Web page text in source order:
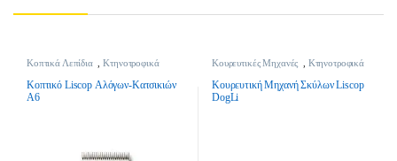
Κοπτικά Λεπίδια ,Κτηνοτροφικά
Κοπτικό Liscop Αλόγων-Κατσικιών
Α6
Κουρευτικές Μηχανές Κτηνοτροφικά
Κουρευτική Μηχανή Σκύλων Liscop
DogLi